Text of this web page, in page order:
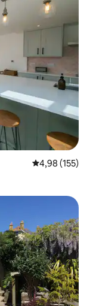
4,98 av 5 i
4,98 (155)